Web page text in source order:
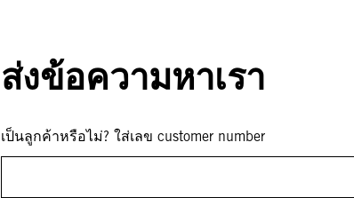
ส่งข้อความหาเรา
เป็นลูกค้าหรือไม่? ใส่เลข customer number